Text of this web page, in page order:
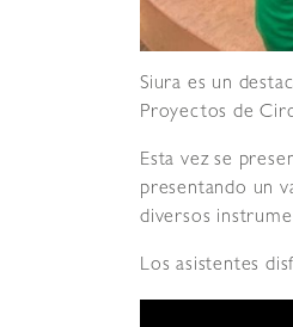
Siura es un
Proyectos de
Esta vez se
presentando un
diversos
Los asistentes